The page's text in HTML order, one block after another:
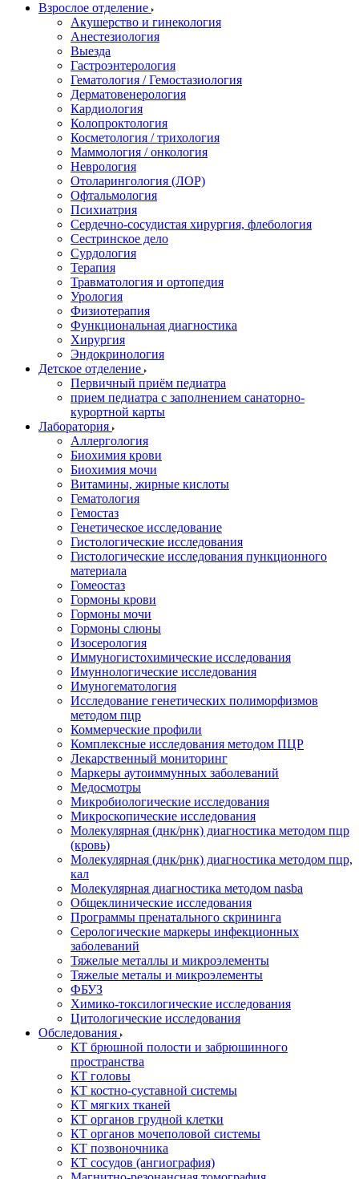
Взрослое отделение
Акушерство и гинекология
Анестезиология
Выезда
Гастроэнтерология
Гематология / Гемостазиология
Дерматовенерология
Кардиология
Колопроктология
Косметология / трихология
Маммология / онкология
Неврология
Отоларингология (ЛОР)
Офтальмология
Психиатрия
Сердечно-сосудистая хирургия, флебология
Сестринское дело
Сурдология
Терапия
Травматология и ортопедия
Урология
Физиотерапия
Функциональная диагностика
Хирургия
Эндокринология
Детское отделение
Первичный приём педиатра
прием педиатра с заполнением санаторно-
курортной карты
Лаборатория
Аллергология
Биохимия крови
Биохимия мочи
Витамины, жирные кислоты
Гематология
Гемостаз
Генетическое исследование
Гистологические исследования
Гистологические исследования пункционного
материала
Гомеостаз
Гормоны крови
Гормоны мочи
Гормоны слюны
Изосерология
Иммуногистохимические исследования
Имуннологические исследования
Имуногематология
Исследование генетических полиморфизмов
методом пцр
Коммерческие профили
Комплексные исследования методом ПЦР
Лекарственный мониторинг
Маркеры аутоиммунных заболеваний
Медосмотры
Микробиологические исследования
Микроскопические исследования
Молекулярная (днк/рнк) диагностика методом пцр
(кровь)
Молекулярная (днк/рнк) диагностика методом пцр,
кал
Молекулярная диагностика методом nasba
Общеклинические исследования
Программы пренатального скрининга
Серологические маркеры инфекционных
заболеваний
Тяжелые металлы и микроэлементы
Тяжелые металы и микроэлементы
ФБУЗ
Химико-токсилогические исследования
Цитологические исследования
Обследования
КТ брюшной полости и забрюшинного
пространства
КТ головы
КТ костно-суставной системы
КТ мягких тканей
КТ органов грудной клетки
КТ органов мочеполовой системы
КТ позвоночника
КТ сосудов (ангиография)